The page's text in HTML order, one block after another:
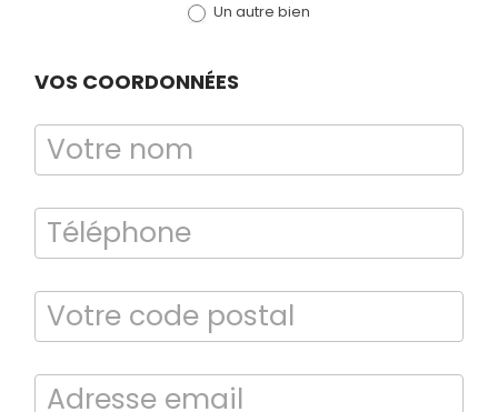
Bilan énergétique
DPE
Un autre bien
VOS COORDONNÉES